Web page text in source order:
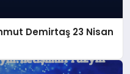
Demirtaş 23 Nisan